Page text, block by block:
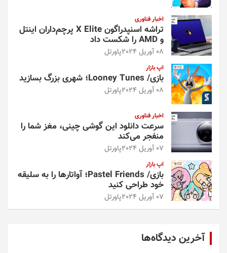
اخبار فناوری
تراشه اسنپدراگون X Elite پرچم‌داران اینتل
و AMD را شکست داد
08 آوریل 2024 پاورتل
اپ بازار
بازی/ Looney Tunes؛ شهری بزرگ بسازید
08 آوریل 2024 پاورتل
اخبار فناوری
سرعت دانلود این گوشی چینی، مغز شما را
منفجر می‌کند
07 آوریل 2024 پاورتل
اپ بازار
بازی/ Pastel Friends؛ آواتارها را به سلیقه
خود طراحی کنید
07 آوریل 2024 پاورتل
آخرین دیدگاه‌ها